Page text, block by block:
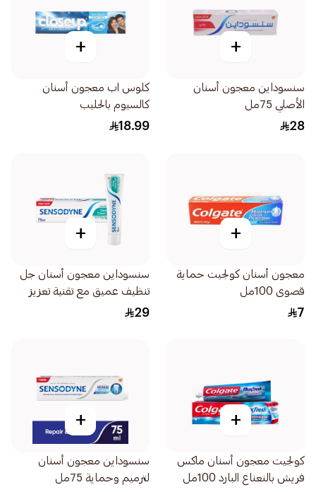
+
سنسوداين معجون أسنان
الأصلي 75مل
28
+
كلوس اب معجون أسنان
كالسيوم بالحليب
18.99
+
معجون أسنان كولجيت حماية
قصوى 100مل
7
+
سنسوداين معجون أسنان جل
تنظيف عميق مع تقنية تعزيز
الرغوة 75مل
29
+
كولجيت معجون أسنان ماكس
فريش بالنعناع البارد 100مل
+
سنسوداين معجون أسنان
لترميم وحماية 75مل